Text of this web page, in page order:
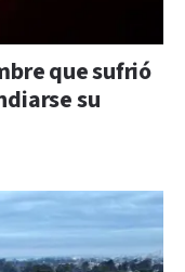
que sufrió
su